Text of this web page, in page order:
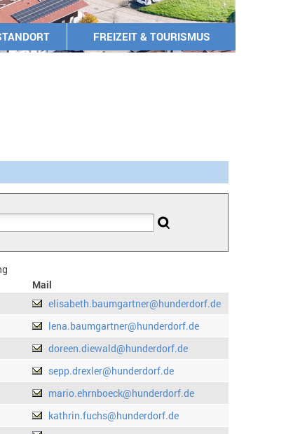
FREIZEIT & TOURISMUS
Mail
elisabeth.baumgartner@hunderdorf.de
lena.baumgartner@hunderdorf.de
doreen.diewald@hunderdorf.de
sepp.drexler@hunderdorf.de
mario.ehrnboeck@hunderdorf.de
kathrin.fuchs@hunderdorf.de